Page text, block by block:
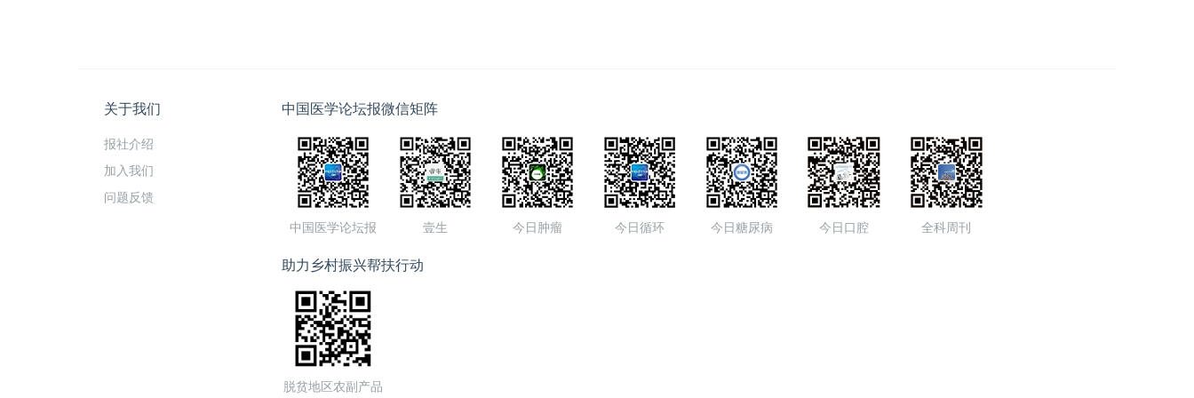
关于我们
报社介绍
加入我们
问题反馈
中国医学论坛报微信矩阵
中国医学论坛报 壹生 今日肿瘤 今日循环 今日糖尿病 今日口腔 全科周刊
助力乡村振兴帮扶行动
脱贫地区农副产品